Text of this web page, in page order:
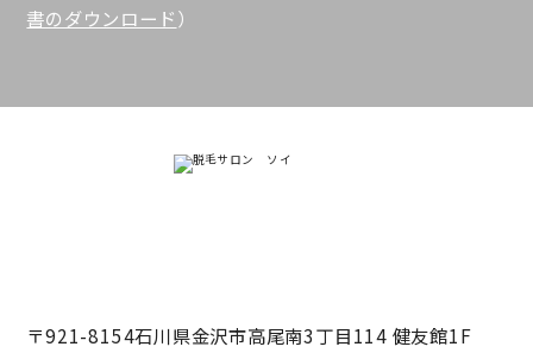
書のダウンロード）
〒921-8154石川県金沢市高尾南3丁目114 健友館1F